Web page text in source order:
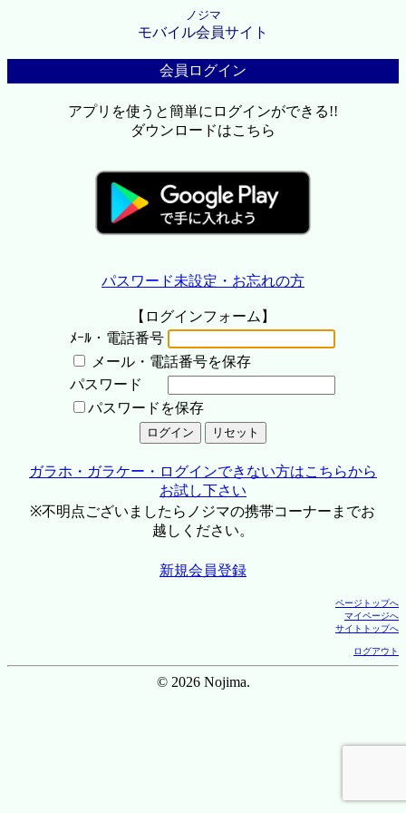
ノジマ
モバイル会員サイト
会員ログイン
アプリを使うと簡単にログインができる!!
ダウンロードはこちら
パスワード未設定・お忘れの方
【ログインフォーム】
ﾒｰﾙ・電話番号
メール・電話番号を保存
パスワード
パスワードを保存
ガラホ・ガラケー・ログインできない方はこちらから
お試し下さい
※不明点ございましたらノジマの携帯コーナーまでお
越しください。
新規会員登録
ページトップへ
マイページへ
サイトトップへ
ログアウト
© 2026 Nojima.